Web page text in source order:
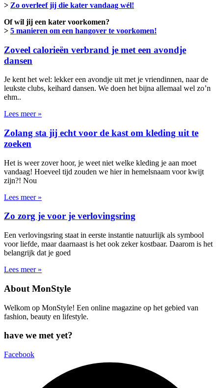
> Zo overleef jij die kater vandaag wél!
Of wil jij een kater voorkomen?
> 5 manieren om een hangover te voorkomen!
Zoveel calorieën verbrand je met een avondje
dansen
Je kent het wel: lekker een avondje uit met je vriendinnen, naar de
leukste clubs, keihard dansen. We doen het bijna allemaal wel zo’n
ehm..
Lees meer »
Zolang sta jij echt voor de kast om kleding uit te
zoeken
Het is weer zover hoor, je weet niet welke kleding je aan moet
vandaag! Hoeveel tijd zouden we hier in hemelsnaam voor kwijt
zijn?! Nou
Lees meer »
Zo zorg je voor je verlovingsring
Een verlovingsring staat in eerste instantie natuurlijk als symbool
voor liefde, maar daarnaast is het ook zeker kostbaar. Daarom is het
belangrijk dat je goed
Lees meer »
About MonStyle
Welkom op MonStyle! Een online magazine op het gebied van
fashion, beauty en lifestyle.
have we met yet?
Facebook